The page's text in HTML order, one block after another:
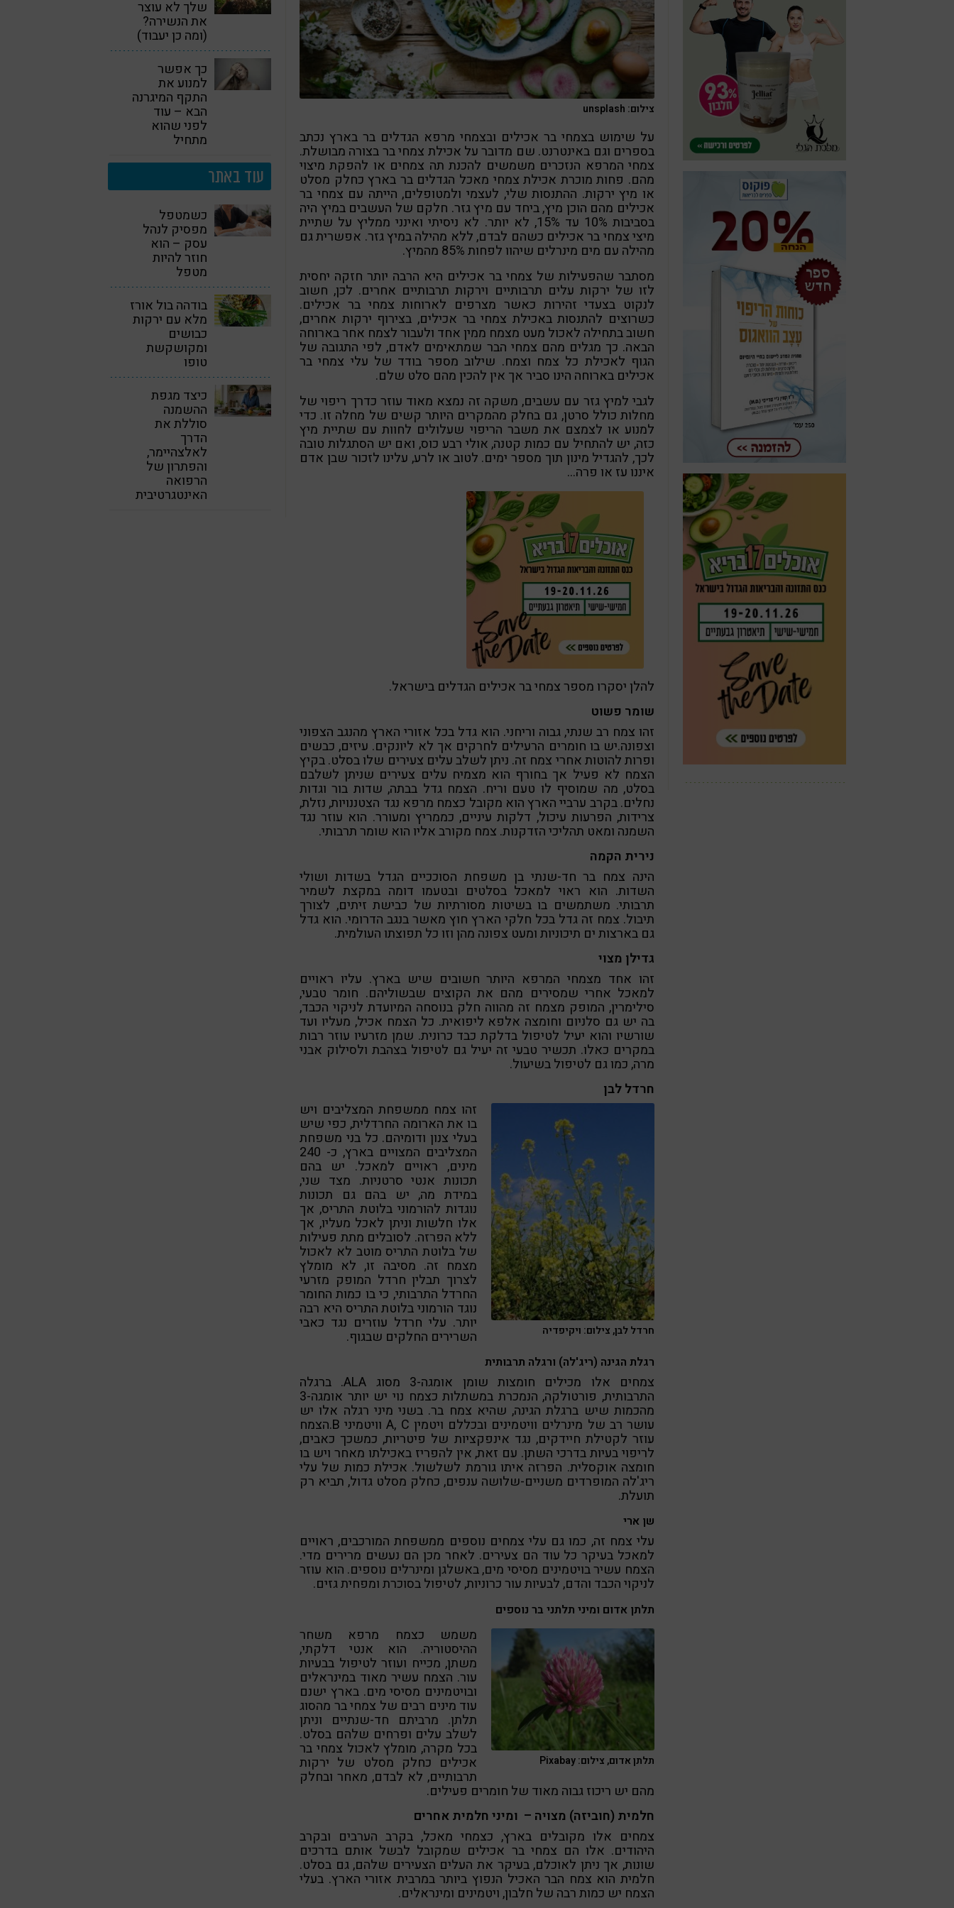
צילום: unsplash
על שימוש בצמחי בר אכילים ובצמחי מרפא הגדלים בר בארץ נכתב
בספרים וגם באינטרנט. שם מדובר על אכילת צמחי בר בצורה מבושלת.
צמחי המרפא הנזכרים משמשים להכנת תה צמחים או להפקת מיצוי
מהם. פחות מוכרת אכילת צמחי מאכל הגדלים בר בארץ כחלק מסלט
או מיץ ירקות. ההתנסות שלי, לעצמי ולמטופלים, הייתה עם צמחי בר
אכילים מהם הוכן מיץ, ביחד עם מיץ גזר. חלקם של העשבים במיץ היה
בסביבות 10% עד 15%, לא יותר. לא ניסיתי ואינני ממליץ על שתיית
מיצי צמחי בר אכילים כשהם לבדם, ללא מהילה במיץ גזר. אפשרית גם
מהילה עם מים מינרלים שיהוו לפחות 85% מהמיץ.
מסתבר שהפעילות של צמחי בר אכילים היא הרבה יותר חזקה יחסית
לזו של ירקות עלים תרבותיים וירקות תרבותיים אחרים. לכן, חשוב
לנקוט בצעדי זהירות כאשר מצרפים לארוחות צמחי בר אכילים.
כשרוצים להתנסות באכילת צמחי בר אכילים, בצירוף ירקות אחרים,
חשוב בתחילה לאכול מעט מצמח ממין אחד ולעבור לצמח אחר בארוחה
הבאה. כך מגלים מהם צמחי הבר שמתאימים לאדם, לפי התגובה של
הגוף לאכילת כל צמח וצמח. שילוב מספר בודד של עלי צמחי בר
אכילים בארוחה הינו סביר אך אין להכין מהם סלט שלם.
לגבי למיץ גזר עם עשבים, משקה זה נמצא מאוד עוזר כדרך ריפוי של
מחלות כולל סרטן, גם בחלק מהמקרים היותר קשים של מחלה זו. כדי
למנוע או לצמצם את משבר הריפוי שעלולים לחוות עם שתיית מיץ
כזה, יש להתחיל עם כמות קטנה, אולי רבע כוס, ואם יש הסתגלות טובה
לכך, להגדיל מינון תוך מספר ימים. לטוב או לרע, עלינו לזכור שבן אדם
איננו עז או פרה…
להלן יסקרו מספר צמחי בר אכילים הגדלים בישראל.
שומר פשוט
זהו צמח רב שנתי, גבוה וריחני. הוא גדל בכל אזורי הארץ מהנגב הצפוני
וצפונה.יש בו חומרים הרעילים לחרקים אך לא ליונקים. עיזים, כבשים
ופרות להוטות אחרי צמח זה. ניתן לשלב עלים צעירים שלו בסלט. בקיץ
הצמח לא פעיל אך בחורף הוא מצמיח עלים צעירים שניתן לשלבם
בסלט, מה שמוסיף לו טעם וריח. הצמח גדל בבתה, שדות בור וגדות
נחלים. בקרב ערביי הארץ הוא מקובל כצמח מרפא נגד הצטננויות, נזלת,
צרידות, הפרעות עיכול, דלקות עיניים, כממריץ ומעורר. הוא עוזר נגד
השמנה ומאט תהליכי הזדקנות. צמח מקורב אליו הוא שומר תרבותי.
נירית הקמה
הינה צמח בר חד-שנתי בן משפחת הסוככיים הגדל בשדות ושולי
השדות. הוא ראוי למאכל בסלטים ובטעמו דומה במקצת לשמיר
תרבותי. משתמשים בו בשיטות מסורתיות של כבישת זיתים, לצורך
תיבול. צמח זה גדל בכל חלקי הארץ חוץ מאשר בנגב הדרומי. הוא גדל
גם בארצות ים תיכוניות ומעט צפונה מהן וזו כל תפוצתו העולמית.
גדילן מצוי
זהו אחד מצמחי המרפא היותר חשובים שיש בארץ. עליו ראויים
למאכל אחרי שמסירים מהם את הקוצים שבשוליהם. חומר טבעי,
סילימרין, המופק מצמח זה מהווה חלק בנוסחה המיועדת לניקוי הכבד,
בה יש גם סלניום וחומצה אלפא ליפואית. כל הצמח אכיל, מעליו ועד
שורשיו והוא יעיל לטיפול בדלקת כבד כרונית. שמן מזרעיו עוזר רבות
במקרים כאלו. תכשיר טבעי זה יעיל גם לטיפול בצהבת ולסילוק אבני
מרה, כמו גם לטיפול בשיעול.
חרדל לבן
חרדל לבן, צילום: ויקיפדיה
זהו צמח ממשפחת המצליבים ויש
בו את הארומה החרדלית, כפי שיש
בעלי צנון ודומיהם. כל בני משפחת
המצליבים המצויים בארץ, כ- 240
מינים, ראויים למאכל. יש בהם
תכונות אנטי סרטניות. מצד שני,
במידת מה, יש בהם גם תכונות
נוגדות להורמוני בלוטת התריס, אך
אלו חלשות וניתן לאכל מעליו, אך
ללא הפרזה. לסובלים מתת פעילות
של בלוטת התריס מוטב לא לאכול
מצמח זה. מסיבה זו, לא מומלץ
לצרוך תבלין חרדל המופק מזרעי
החרדל התרבותי, כי בו כמות החומר
נוגד הורמוני בלוטת התריס היא רבה
יותר. עלי חרדל עוזרים נגד כאבי
השרירים החלקים שבגוף.
רגלת הגינה (ריג'לה) ורגלה תרבותית
צמחים אלו מכילים חומצות שומן אומגה-3 מסוג ALA. ברגלה
התרבותית, פורטולקה, הנמכרת במשתלות כצמח נוי יש יותר אומגה-3
מהכמות שיש ברגלת הגינה, שהיא צמח בר. בשני מיני רגלה אלו יש
עושר רב של מינרלים וויטמינים ובכללם ויטמין A, C וויטמיני B.הצמח
עוזר לקטילת חיידקים, נגד אינפקציות של פיטריות, כמשכך כאבים,
לריפוי בעיות בדרכי השתן. עם זאת, אין להפריז באכילתו מאחר ויש בו
חומצה אוקסלית. הפרזה איתו גורמת לשלשול. אכילת כמות של עלי
ריג'לה המופרדים משניים-שלושה ענפים, כחלק מסלט גדול, תביא רק
תועלת.
שן ארי
עלי צמח זה, כמו גם עלי צמחים נוספים ממשפחת המורכבים, ראויים
למאכל בעיקר כל עוד הם צעירים. לאחר מכן הם נעשים מרירים מדי.
הצמח עשיר בויטמינים מסיסי מים, באשלגן ומינרלים נוספים. הוא עוזר
לניקוי הכבד והדם, לבעיות עור כרוניות, לטיפול בסוכרת ומפחית גזים.
תלתן אדום ומיני תלתני בר נוספים
תלתן אדום, צילום: Pixabay
משמש כצמח מרפא משחר
ההיסטוריה. הוא אנטי דלקתי,
משתן, מכייח ועוזר לטיפול בבעיות
עור. הצמח עשיר מאוד במינראלים
ובויטמינים מסיסי מים. בארץ ישנם
עוד מינים רבים של צמחי בר מהסוג
תלתן. מרביתם חד-שנתיים וניתן
לשלב עלים ופרחים שלהם בסלט.
בכל מקרה, מומלץ לאכול צמחי בר
אכילים כחלק מסלט של ירקות
תרבותיים, לא לבדם, מאחר ובחלק
מהם יש ריכוז גבוה מאוד של חומרים פעילים.
חלמית (חוביזה) מצויה – ומיני חלמית אחרים
צמחים אלו מקובלים בארץ, כצמחי מאכל, בקרב הערבים ובקרב
היהודים. אלו הם צמחי בר אכילים שמקובל לבשל אותם בדרכים
שונות, אך ניתן לאוכלם, בעיקר את העלים הצעירים שלהם, גם בסלט.
חלמית הוא צמח הבר האכיל הנפוץ ביותר במרבית אזורי הארץ. בעלי
הצמח יש כמות רבה של חלבון, ויטמינים ומינראלים.
שלך לא עוצר
את הנשירה?
(ומה כן יעבוד)
כך אפשר
למנוע את
התקף המיגרנה
הבא – עוד
לפני שהוא
מתחיל
עוד באתר
כשמטפל
מפסיק לנהל
עסק – הוא
חוזר להיות
מטפל
בודהה בול אורז
מלא עם ירקות
כבושים
ומקושקשת
טופו
כיצד מגפת
ההשמנה
סוללת את
הדרך
לאלצהיימר,
והפתרון של
הרפואה
האינטגרטיבית